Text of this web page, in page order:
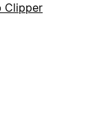
Clipper